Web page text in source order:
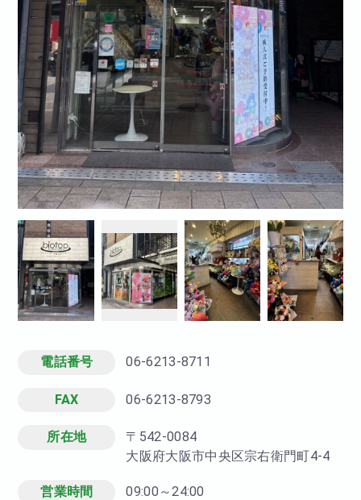
電話番号 06-6213-8711
FAX 06-6213-8793
所在地
〒542-0084
大阪府大阪市中央区宗右衛門町4-4
営業時間
09:00～24:00